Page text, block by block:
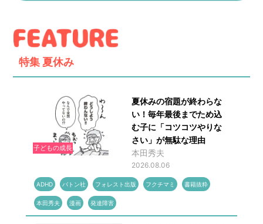
特集 夏休み
子どもの成長
夏休みの宿題が終わらな
い！毎年最後までため込
む子に「コツコツやりな
さい」が無駄な理由
本田秀夫
2026.08.06
ADHD バトン社 フォレスト出版 フクチマミ 書籍抜粋
本田秀夫 漫画 発達障害